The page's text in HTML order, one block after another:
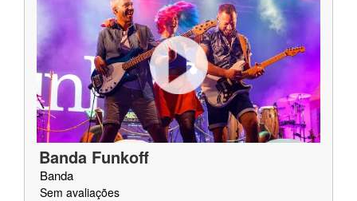
Banda Funkoff
Banda
Sem avaliações